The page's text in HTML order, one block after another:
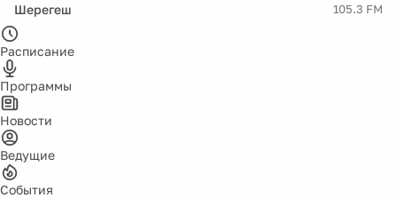
Шерегеш 105.3 FM
Расписание
Программы
Новости
Ведущие
События